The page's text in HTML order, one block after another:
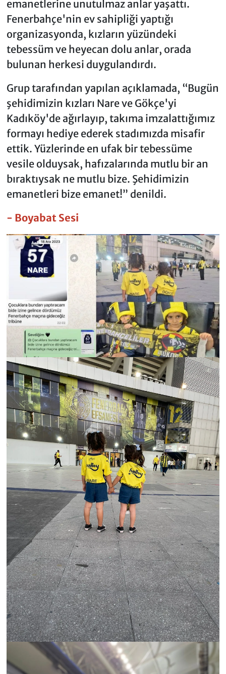
emanetlerine unutulmaz anlar yaşattı.
Fenerbahçe'nin ev sahipliği yaptığı
organizasyonda, kızların yüzündeki
tebessüm ve heyecan dolu anlar, orada
bulunan herkesi duygulandırdı.
Grup tarafından yapılan açıklamada, “Bugün
şehidimizin kızları Nare ve Gökçe'yi
Kadıköy'de ağırlayıp, takıma imzalattığımız
formayı hediye ederek stadımızda misafir
ettik. Yüzlerinde en ufak bir tebessüme
vesile olduysak, hafızalarında mutlu bir an
bıraktıysak ne mutlu bize. Şehidimizin
emanetleri bize emanet!” denildi.
- Boyabat Sesi